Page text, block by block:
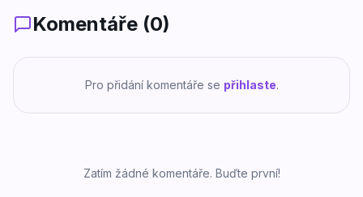
Komentáře (0)
Pro přidání komentáře se přihlaste.
Zatím žádné komentáře. Buďte první!